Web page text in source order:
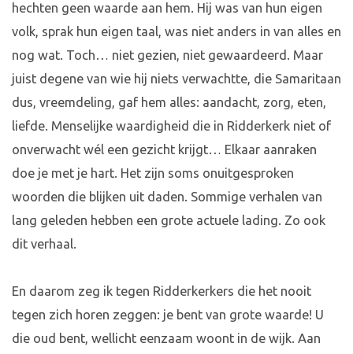
hechten geen waarde aan hem. Hij was van hun eigen
volk, sprak hun eigen taal, was niet anders in van alles en
nog wat. Toch… niet gezien, niet gewaardeerd. Maar
juist degene van wie hij niets verwachtte, die Samaritaan
dus, vreemdeling, gaf hem alles: aandacht, zorg, eten,
liefde. Menselijke waardigheid die in Ridderkerk niet of
onverwacht wél een gezicht krijgt… Elkaar aanraken
doe je met je hart. Het zijn soms onuitgesproken
woorden die blijken uit daden. Sommige verhalen van
lang geleden hebben een grote actuele lading. Zo ook
dit verhaal.
En daarom zeg ik tegen Ridderkerkers die het nooit
tegen zich horen zeggen: je bent van grote waarde! U
die oud bent, wellicht eenzaam woont in de wijk. Aan